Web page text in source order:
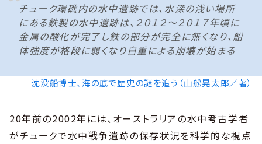
チューク環礁内の水中遺跡では、水深の浅い場所
にある鉄製の水中遺跡は、２０１２〜２０１７年頃に
金属の酸化が完了し鉄の部分が完全に無くなり、船
体強度が格段に弱くなり自重による崩壊が始まる
沈没船博士、海の底で歴史の謎を追う（山舩晃太郎／著）
20年前の2002年には、オーストラリアの水中考古学者
がチュークで水中戦争遺跡の保存状況を科学的な視点